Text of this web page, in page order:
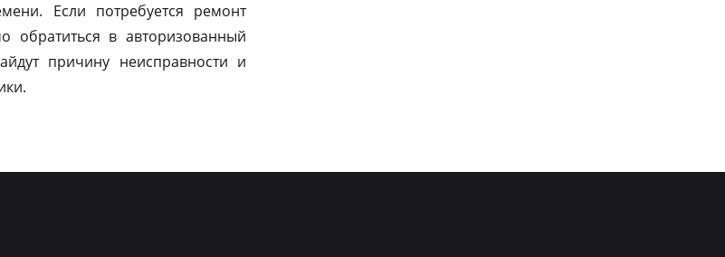
Если потребуется ремонт
обратиться в авторизованный
причину неисправности и